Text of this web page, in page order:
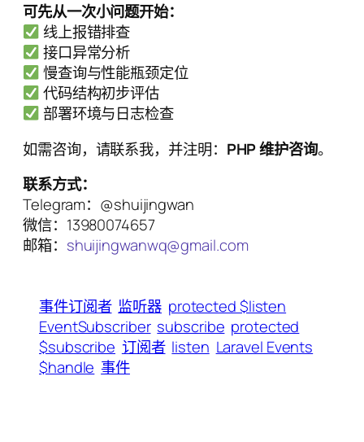
可先从一次小问题开始：
线上报错排查
接口异常分析
慢查询与性能瓶颈定位
代码结构初步评估
部署环境与日志检查
如需咨询，请联系我，并注明： PHP 维护咨询。
联系方式：
Telegram：@shuijingwan
微信：13980074657
邮箱： shuijingwanwq@gmail.com
事件订阅者 监听器 protected $listen
EventSubscriber subscribe protected
$subscribe 订阅者 listen Laravel Events
$handle 事件